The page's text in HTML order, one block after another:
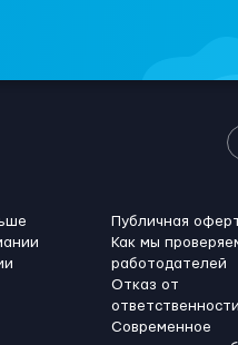
Публичная
Как мы
работодателей
Отказ от
ответственности
Современное